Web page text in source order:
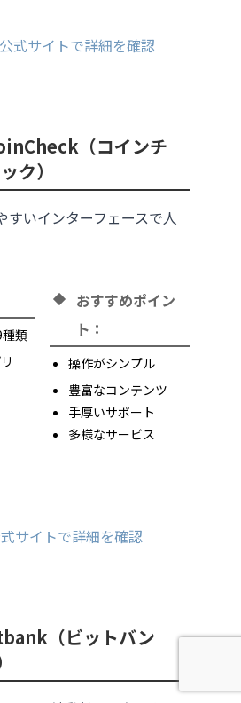
式サイトで詳細を確認
（コインチ
ク）
すいインターフェースで人
類
おすすめポイン
ト：
操作がシンプル
豊富なコンテンツ
手厚いサポート
多様なサービス
サイトで詳細を確認
（ビットバン